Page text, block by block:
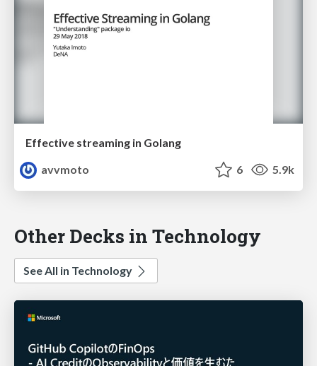
Effective streaming in Golang
avvmoto
6 5.9k
Other Decks in Technology
See All in Technology